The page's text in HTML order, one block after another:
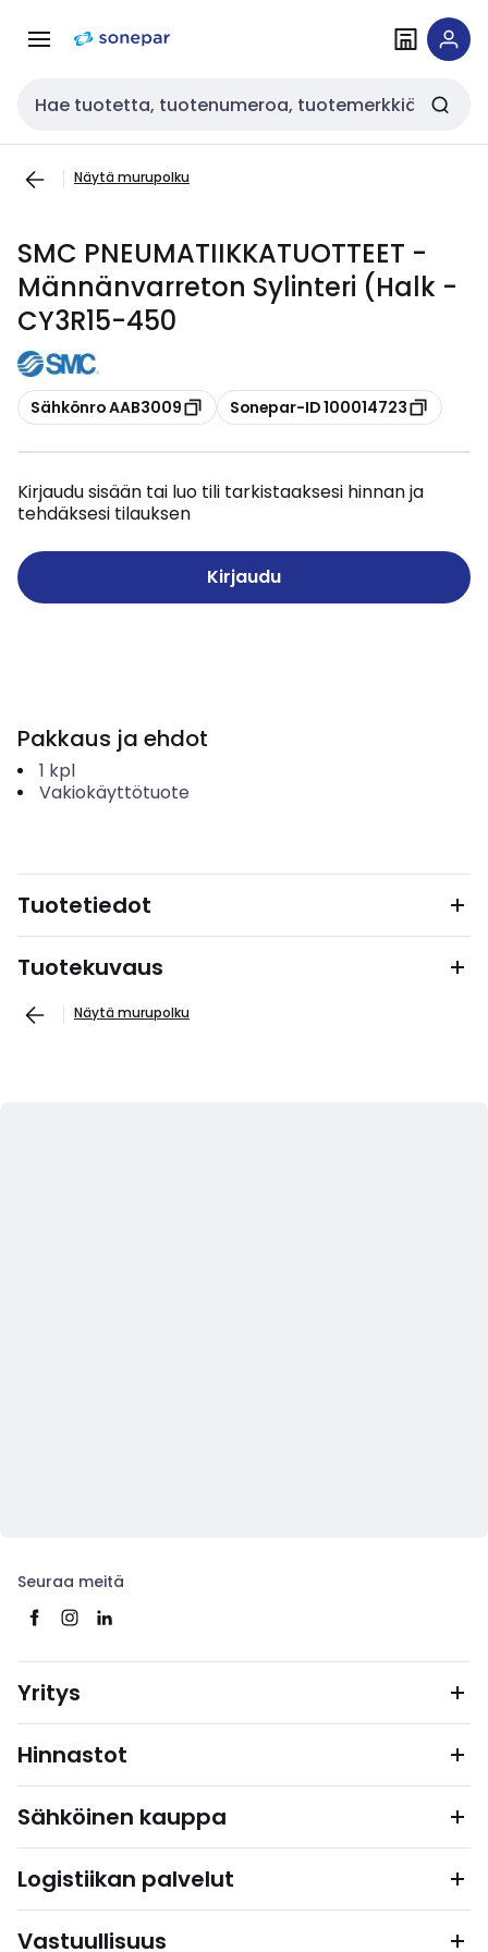
navigointiinsisältöön
Haku
Näytä murupolku
SMC PNEUMATIIKKATUOTTEET -
Männänvarreton Sylinteri (Halk -
CY3R15-450
Kopioi
Sähkönro AAB3009 Kopioi
Sonepar-ID 100014723
Kirjaudu sisään tai luo tili tarkistaaksesi hinnan ja
tehdäksesi tilauksen
Kirjaudu
Pakkaus ja ehdot
1 kpl
Vakiokäyttötuote
Tuotetiedot
Tuotekuvaus
Näytä murupolku
Seuraa meitä
Yritys
Hinnastot
Sähköinen kauppa
Logistiikan palvelut
Vastuullisuus